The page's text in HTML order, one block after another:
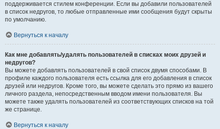
поддерживается стилем конференции. Если вы добавили пользователей
в список недругов, то любые отправленные ими сообщения будут скрыты
по умолчанию.
Вернуться к началу
Как мне добавлять/удалять пользователей в списках моих друзей и
недругов?
Вы можете добавлять пользователей в свой список двумя способами. В
профиле каждого пользователя есть ссылка для его добавления в список
друзей или недругов. Кроме того, вы можете сделать это прямо из вашего
личного раздела, непосредственным вводом имени пользователя. Вы
можете также удалять пользователей из соответствующих списков на той
же странице.
Вернуться к началу